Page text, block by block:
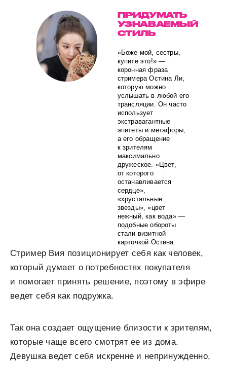
ПРИДУМАТЬ
УЗНАВАЕМЫЙ
СТИЛЬ
«Боже мой, сестры,
купите это!» —
коронная фраза
стримера Остина Ли,
которую можно
услышать в любой его
трансляции. Он часто
использует
экстравагантные
эпитеты и метафоры,
а его обращение
к зрителям
максимально
дружеское. «Цвет,
от которого
останавливается
сердце»,
«хрустальные
звезды», «цвет
нежный, как вода» —
подобные обороты
стали визитной
карточкой Остина.
Стример Вия позиционирует себя как человек,
который думает о потребностях покупателя
и помогает принять решение, поэтому в эфире
ведет себя как подружка.
Так она создает ощущение близости к зрителям,
которые чаще всего смотрят ее из дома.
Девушка ведет себя искренне и непринужденно,